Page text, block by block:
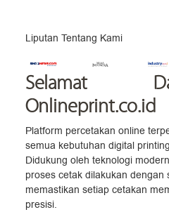
Liputan Tentang Kami
Selamat
Onlineprint.co.id
Platform percetakan online
semua kebutuhan digital
Didukung oleh teknologi
proses cetak dilakukan dengan
memastikan setiap cetakan
presisi.